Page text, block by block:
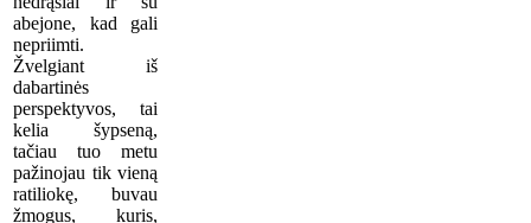
abejone, kad gali
nepriimti.
Žvelgiant iš
dabartinės
perspektyvos, tai
kelia šypseną,
tačiau tuo metu
pažinojau tik vieną
ratiliokę, buvau
žmogus, kuris,